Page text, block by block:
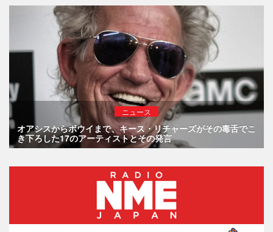
ニュース
オアシスからボウイまで、キース・リチャーズがその毒舌でこ
き下ろした17のアーティストとその発言